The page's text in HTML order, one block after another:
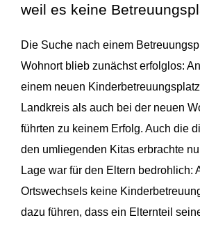
weil es keine
Die Suche nach einem
Wohnort blieb zunächst erfolglos:
einem neuen
Landkreis als auch bei der neuen
führten zu keinem Erfolg. Auch die
den umliegenden Kitas erbrachte
Lage war für den Eltern bedrohlich:
Ortswechsels keine
dazu führen, dass ein Elternteil